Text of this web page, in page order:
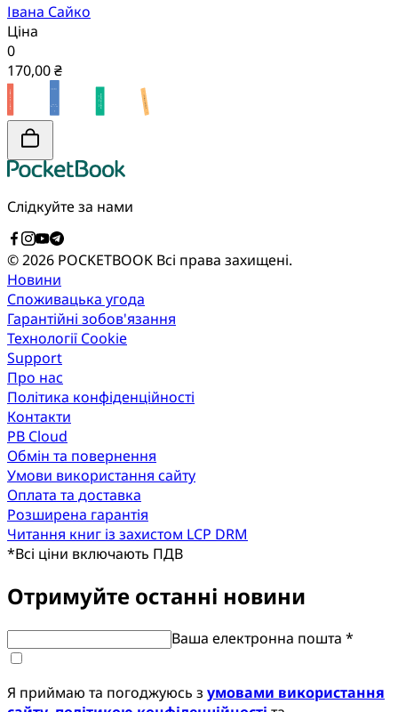
Івана Сайко
Ціна
0
170,00 ₴
Слідкуйте за нами
© 2026 POCKETBOOK Всі права захищені.
Новини
Споживацька угода
Гарантійні зобов'язання
Технології Cookie
Support
Про нас
Політика конфіденційності
Контакти
PB Cloud
Обмін та повернення
Умови використання сайту
Оплата та доставка
Розширена гарантія
Читання книг із захистом LCP DRM
*Всі ціни включають ПДВ
Отримуйте останні новини
Ваша електронна пошта *
Я приймаю та погоджуюсь з умовами використання